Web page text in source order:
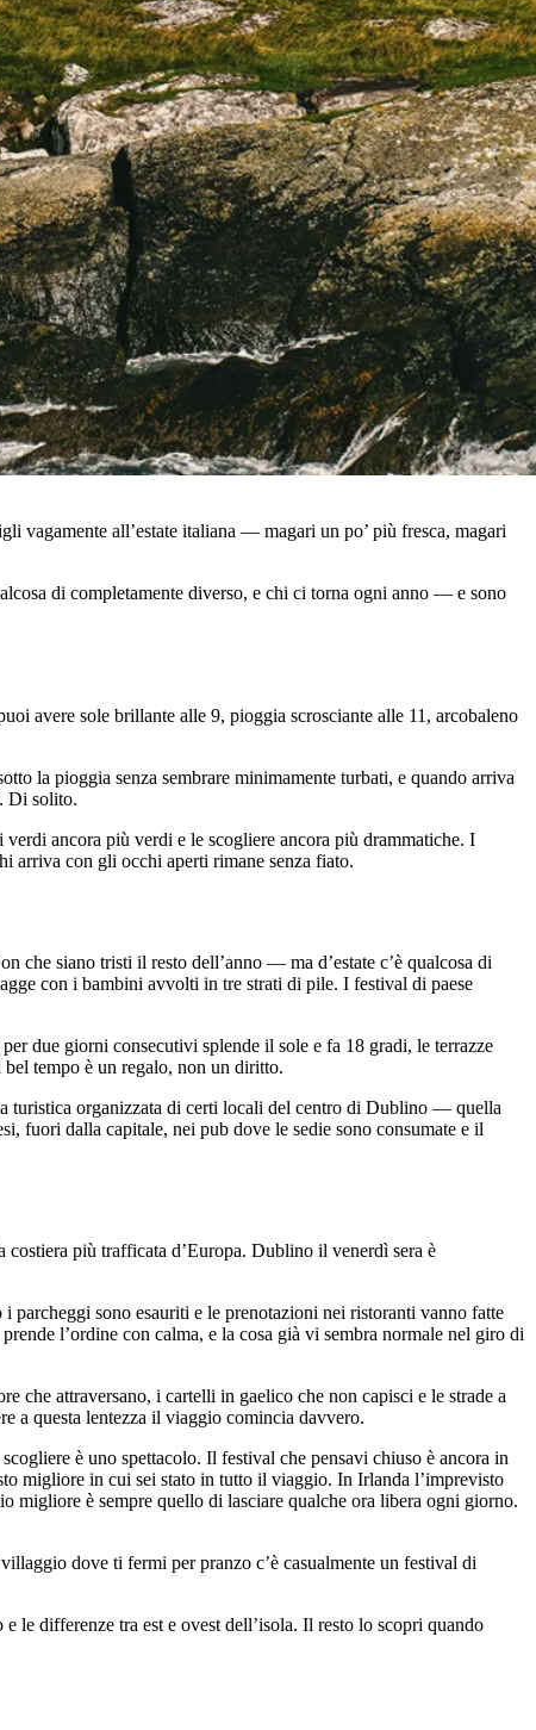
vagamente all’estate italiana — magari un po’ più fresca, magari
di completamente diverso, e chi ci torna ogni anno — e sono
avere sole brillante alle 9, pioggia scrosciante alle 11, arcobaleno
la pioggia senza sembrare minimamente turbati, e quando arriva
Di solito.
ancora più verdi e le scogliere ancora più drammatiche. I
arriva con gli occhi aperti rimane senza fiato.
che siano tristi il resto dell’anno — ma d’estate c’è qualcosa di
con i bambini avvolti in tre strati di pile. I festival di paese
due giorni consecutivi splende il sole e fa 18 gradi, le terrazze
tempo è un regalo, non un diritto.
turistica organizzata di certi locali del centro di Dublino — quella
fuori dalla capitale, nei pub dove le sedie sono consumate e il
costiera più trafficata d’Europa. Dublino il venerdì sera è
sono esauriti e le prenotazioni nei ristoranti vanno fatte
l’ordine con calma, e la cosa già vi sembra normale nel giro di
che attraversano, i cartelli in gaelico che non capisci e le strade a
a questa lentezza il viaggio comincia davvero.
è uno spettacolo. Il festival che pensavi chiuso è ancora in
migliore in cui sei stato in tutto il viaggio. In Irlanda l’imprevisto
migliore è sempre quello di lasciare qualche ora libera ogni giorno.
dove ti fermi per pranzo c’è casualmente un festival di
le differenze tra est e ovest dell’isola. Il resto lo scopri quando